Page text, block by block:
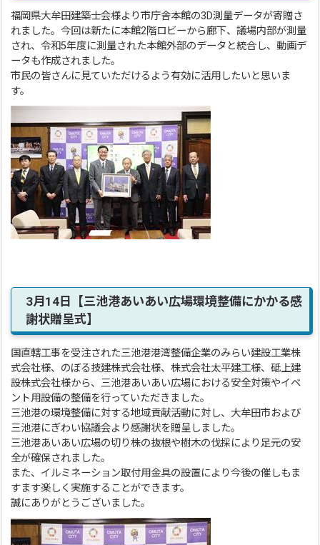
福岡県大牟田建築士会様より市庁舎本館の3D測量データが寄贈さ
れました。今回は新たに本館2階ロビーから廊下、議場内部が測量
され、令和5年度に測量された本館外部のデータと統合し、動画デ
ータも作成されました。
市民の皆さんに見ていただけるよう有効に活用したいと思いま
す。
3月14日【三池港あいあい広場環境整備にかかる感
謝状贈呈式】
国直轄工事を受注された三池港港湾整備企業のみらい建設工業株
式会社様、のぼる技建株式会社様、株式会社太平建工様、砥上建
設株式会社様から、三池港あいあい広場における安全対策やイベ
ント用設備の整備を行っていただきました。
三池港の環境整備に対する地域貢献活動に対し、大牟田市および
三池港にぎわい協議会より感謝状を贈呈しました。
三池港あいあい広場の切り株の抜根や樹木の伐採により足元の安
全が確保されました。
また、イルミネーション取付用金具の設置により今後の催しもま
すます楽しく実施することができます。
誠にありがとうございました。